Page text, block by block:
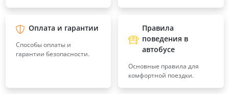
Оплата и гарантии
Способы оплаты и
гарантии безопасности.
Правила
поведения в
автобусе
Основные правила для
комфортной поездки.